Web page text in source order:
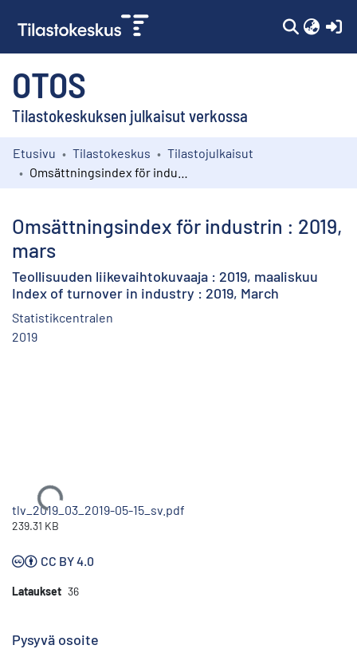
OTOS
Tilastokeskuksen julkaisut verkossa
Kokoelmat
Etusivu Tilastokeskus
Tilastojulkaisut
Omsättningsindex för industrin : 2019,
mars
Teollisuuden liikevaihtokuvaaja : 2019, maaliskuu
Index of turnover in industry : 2019, March
Statistikcentralen
2019
Ladataan...
tlv_2019_03_2019-05-15_sv.pdf
239.31 KB
CC BY 4.0
Lataukset 36
Pysyvä osoite